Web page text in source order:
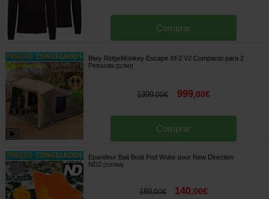
Comprar
Biwy RidgeMonkey Escape XF2 V2 Compacto para 2
Pessoas
217847]
1399,00€ 999,00€
Comprar
Epandeur Bait Boat Pod Wubs pour New Direction
ND2
213765A]
189,00€ 140,00€